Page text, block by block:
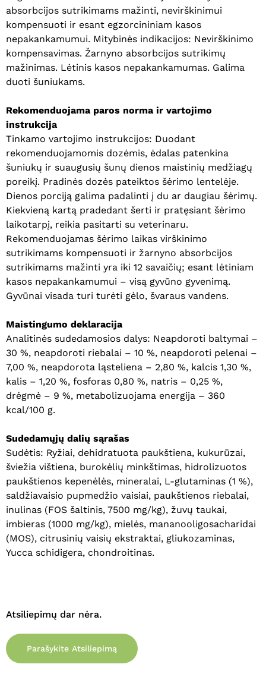
Eiti Į Parduotuvę
absorbcijos sutrikimams mažinti, nevirškinimui
kompensuoti ir esant egzorcininiam kasos
nepakankamumui. Mitybinės indikacijos: Nevirškinimo
kompensavimas. Žarnyno absorbcijos sutrikimų
mažinimas. Lėtinis kasos nepakankamumas. Galima
duoti šuniukams.
Rekomenduojama paros norma ir vartojimo
instrukcija
Tinkamo vartojimo instrukcijos: Duodant
rekomenduojamomis dozėmis, ėdalas patenkina
šuniukų ir suaugusių šunų dienos maistinių medžiagų
poreikį. Pradinės dozės pateiktos šėrimo lentelėje.
Dienos porciją galima padalinti į du ar daugiau šėrimų.
Kiekvieną kartą pradedant šerti ir pratęsiant šėrimo
laikotarpį, reikia pasitarti su veterinaru.
Rekomenduojamas šėrimo laikas virškinimo
sutrikimams kompensuoti ir žarnyno absorbcijos
sutrikimams mažinti yra iki 12 savaičių; esant lėtiniam
kasos nepakankamumui – visą gyvūno gyvenimą.
Gyvūnai visada turi turėti gėlo, švaraus vandens.
Maistingumo deklaracija
Analitinės sudedamosios dalys: Neapdoroti baltymai –
30 %, neapdoroti riebalai – 10 %, neapdoroti pelenai –
7,00 %, neapdorota ląsteliena – 2,80 %, kalcis 1,30 %,
kalis – 1,20 %, fosforas 0,80 %, natris – 0,25 %,
drėgmė – 9 %, metabolizuojama energija – 360
kcal/100 g.
Sudedamųjų dalių sąrašas
Sudėtis: Ryžiai, dehidratuota paukštiena, kukurūzai,
šviežia vištiena, burokėlių minkštimas, hidrolizuotos
paukštienos kepenėlės, mineralai, L-glutaminas (1 %),
saldžiavaisio pupmedžio vaisiai, paukštienos riebalai,
inulinas (FOS šaltinis, 7500 mg/kg), žuvų taukai,
imbieras (1000 mg/kg), mielės, mananooligosacharidai
(MOS), citrusinių vaisių ekstraktai, gliukozaminas,
Yucca schidigera, chondroitinas.
Atsiliepimų dar nėra.
Parašykite Atsiliepimą